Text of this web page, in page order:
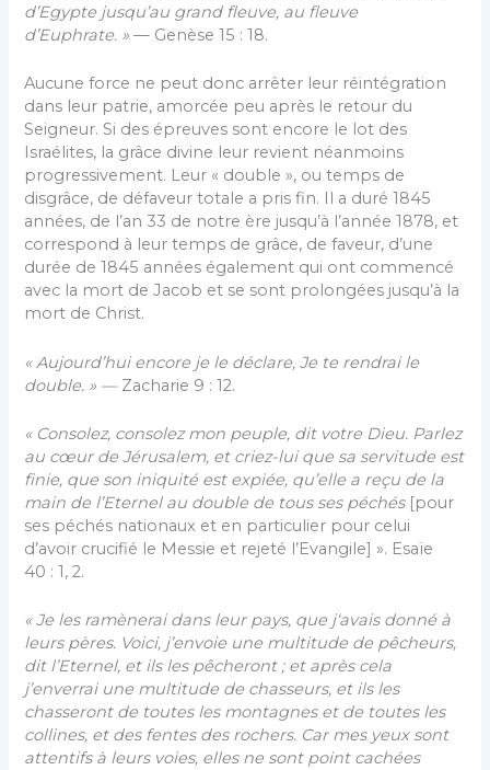
d’Egypte jusqu’au grand fleuve, au fleuve
d’Euphrate. » — Genèse 15 : 18.
Aucune force ne peut donc arrêter leur réintégration
dans leur patrie, amorcée peu après le retour du
Seigneur. Si des épreuves sont encore le lot des
Israélites, la grâce divine leur revient néanmoins
progressivement. Leur « double », ou temps de
disgrâce, de défaveur totale a pris fin. Il a duré 1845
années, de l’an 33 de notre ère jusqu’à l’année 1878, et
correspond à leur temps de grâce, de faveur, d’une
durée de 1845 années également qui ont commencé
avec la mort de Jacob et se sont prolongées jusqu’à la
mort de Christ.
« Aujourd’hui encore je le déclare, Je te rendrai le
double. » —Zacharie 9 : 12.
« Consolez, consolez mon peuple, dit votre Dieu. Parlez
au cœur de Jérusalem, et criez-lui que sa servitude est
finie, que son iniquité est expiée, qu’elle a reçu de la
main de l’Eternel au double de tous ses péchés [pour
ses péchés nationaux et en particulier pour celui
d’avoir crucifié le Messie et rejeté l’Evangile] ». Esaïe
40 : 1, 2.
« Je les ramènerai dans leur pays, que j‘avais donné à
leurs pères. Voici, j’envoie une multitude de pêcheurs,
dit l’Eternel, et ils les pêcheront ; et après cela
j’enverrai une multitude de chasseurs, et ils les
chasseront de toutes les montagnes et de toutes les
collines, et des fentes des rochers. Car mes yeux sont
attentifs à leurs voies, elles ne sont point cachées